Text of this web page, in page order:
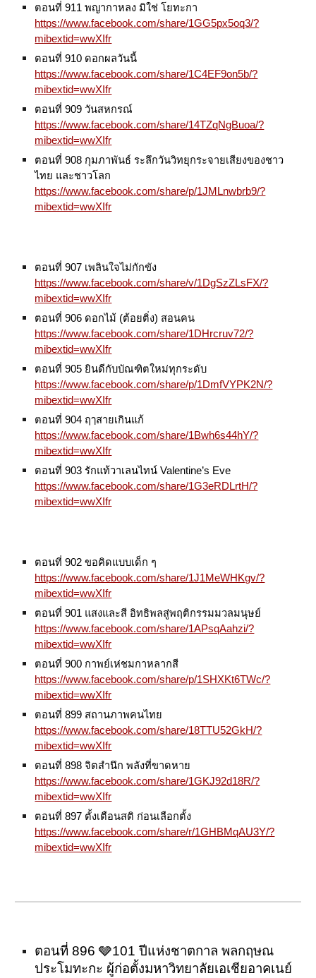
ตอนที่ 911 พญากาหลง มิใช่ โยทะกา
https://www.facebook.com/share/1GG5px5oq3/?
mibextid=wwXIfr
ตอนที่ 910 ดอกผลวันนี้
https://www.facebook.com/share/1C4EF9on5b/?
mibextid=wwXIfr
ตอนที่ 909 วันสหกรณ์
https://www.facebook.com/share/14TZqNgBuoa/?
mibextid=wwXIfr
ตอนที่ 908 กุมภาพันธ์ ระลึกวันวิทยุกระจายเสียงของชาว
ไทย และชาวโลก
https://www.facebook.com/share/p/1JMLnwbrb9/?
mibextid=wwXIfr
ตอนที่ 907 เพลินใจไม่กักขัง
https://www.facebook.com/share/v/1DgSzZLsFX/?
mibextid=wwXIfr
ตอนที่ 906 ดอกไม้ (ต้อยติ่ง) สอนคน
https://www.facebook.com/share/1DHrcruv72/?
mibextid=wwXIfr
ตอนที่ 905 ยินดีกับบัณฑิตใหม่ทุกระดับ
https://www.facebook.com/share/p/1DmfVYPK2N/?
mibextid=wwXIfr
ตอนที่ 904 ฤๅสายเกินแก้
https://www.facebook.com/share/1Bwh6s44hY/?
mibextid=wwXIfr
ตอนที่ 903 รักแท้วาเลนไทน์ Valentine’s Eve
https://www.facebook.com/share/1G3eRDLrtH/?
mibextid=wwXIfr
ตอนที่ 902 ขอคิดแบบเด็ก ๆ
https://www.facebook.com/share/1J1MeWHKgv/?
mibextid=wwXIfr
ตอนที่ 901 แสงและสี อิทธิพลสู่พฤติกรรมมวลมนุษย์
https://www.facebook.com/share/1APsqAahzi/?
mibextid=wwXIfr
ตอนที่ 900 กาพย์เห่ชมกาหลากสี
https://www.facebook.com/share/p/1SHXKt6TWc/?
mibextid=wwXIfr
ตอนที่ 899 สถานภาพคนไทย
https://www.facebook.com/share/18TTU52GkH/?
mibextid=wwXIfr
ตอนที่ 898 จิตสำนึก พลังที่ขาดหาย
https://www.facebook.com/share/1GKJ92d18R/?
mibextid=wwXIfr
ตอนที่ 897 ตั้งเตือนสติ ก่อนเลือกตั้ง
https://www.facebook.com/share/r/1GHBMqAU3Y/?
mibextid=wwXIfr
ตอนที่ 896 🩶101 ปีแห่งชาตกาล พลกฤษณ
ประโมทะกะ ผู้ก่อตั้งมหาวิทยาลัยเอเชียอาคเนย์